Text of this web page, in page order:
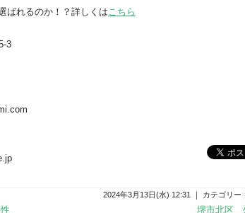
ばれるのか！？詳しくは こちら
3
2024年3月13日(水) 12:31 ｜ カテゴリー：
堺市北区